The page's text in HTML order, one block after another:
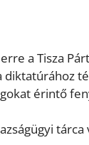
a Tisza
érintő